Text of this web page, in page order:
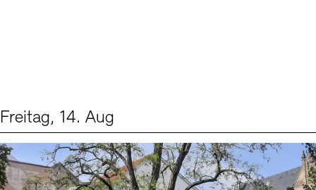
Freitag, 14. Aug